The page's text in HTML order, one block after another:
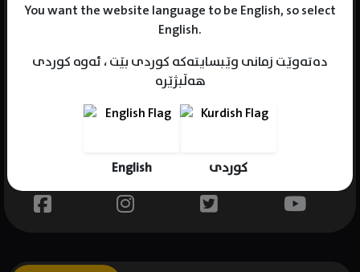
You want the website language to be English, so select
English.
دەتەوێت زمانی وێبسایتەکە کوردی بێت ، ئەوە کوردی
هەڵبژێرە
English کوردی
Gender : male
Place of birth : Ireland